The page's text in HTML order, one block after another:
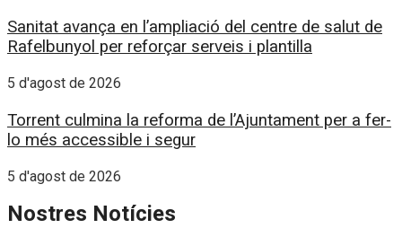
Sanitat avança en l’ampliació del centre de salut de
Rafelbunyol per reforçar serveis i plantilla
5 d'agost de 2026
Torrent culmina la reforma de l’Ajuntament per a fer-
lo més accessible i segur
5 d'agost de 2026
Nostres Notícies